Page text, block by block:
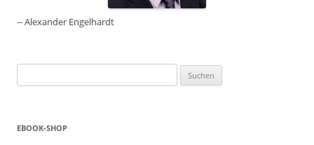
-- Alexander Engelhardt
nach:
EBOOK-SHOP